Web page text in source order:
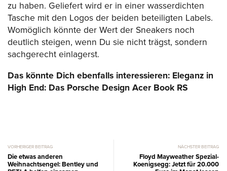
zu haben. Geliefert wird er in einer wasserdichten
Tasche mit den Logos der beiden beteiligten Labels.
Womöglich könnte der Wert der Sneakers noch
deutlich steigen, wenn Du sie nicht trägst, sondern
sachgerecht einlagerst.
Das könnte Dich ebenfalls interessieren: Eleganz in
High End: Das Porsche Design Acer Book RS
VORHERIGER BEITRAG
Die etwas anderen
Weihnachtsengel: Bentley und
NÄCHSTER BEITRAG
Floyd Mayweather Spezial-
Koenigsegg: Jetzt für 20.000